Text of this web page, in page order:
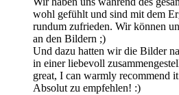
wohl gefühlt und sind mit dem
rundum zufrieden. Wir können
an den Bildern ;)
Und dazu hatten wir die Bilder
in einer liebevoll
great, I can warmly recommend
Absolut zu empfehlen! :)